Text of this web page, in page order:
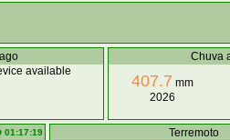
available
Chuva
407.7 mm
2026
01:17:19 Terremoto